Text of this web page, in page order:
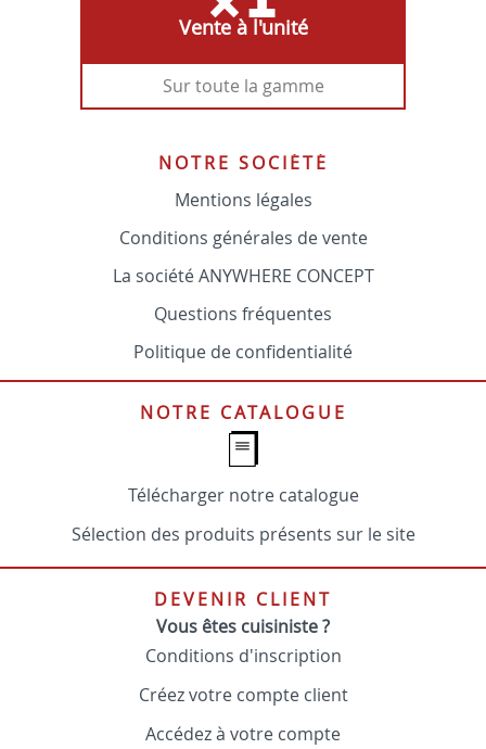
Vente à l'unité
Sur toute la gamme
NOTRE SOCIÉTÉ
Mentions légales
Conditions générales de vente
La société ANYWHERE CONCEPT
Questions fréquentes
Politique de confidentialité
NOTRE CATALOGUE
Télécharger notre catalogue
Sélection des produits présents sur le site
DEVENIR CLIENT
Vous êtes cuisiniste ?
Conditions d'inscription
Créez votre compte client
Accédez à votre compte